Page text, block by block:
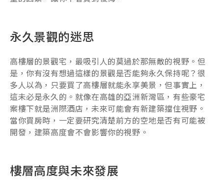
永久景觀的迷思
高樓層的景觀宅，最吸引人的莫過於那無敵的視野。但
是，你有沒有想過這樣的景觀是否能夠永久保持呢？很
多人以為，只要買了高樓層就能永享美景，但事實上，
這未必是永久的。就像在高雄的亞洲新灣區，有些豪宅
案樓下就是洲際酒店，未來可能會有新建築擋住視野。
當你買房時，一定要研究清楚前方的空地是否有可能被
開發，建築高度會不會影響你的視野。
樓層高度與未來發展